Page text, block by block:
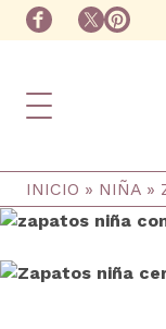
Ir al contenido
facebook
instagram
twitter
Ruta de
INICIO NIÑA